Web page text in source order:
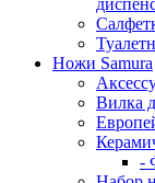
Ножи Samura
Вилка
-